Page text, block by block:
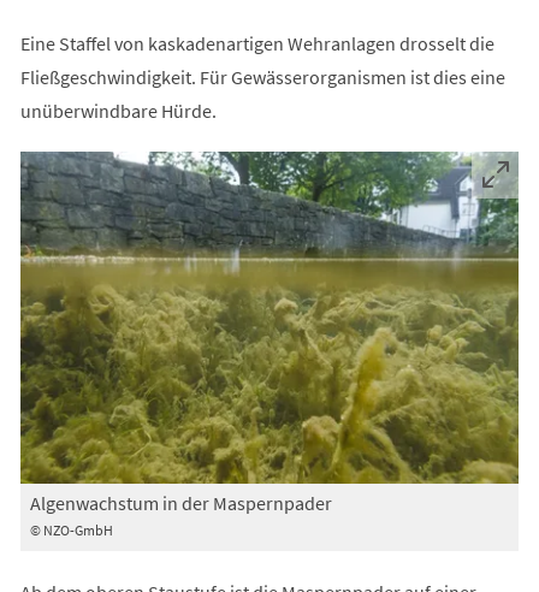
Eine Staffel von kaskadenartigen Wehranlagen drosselt die
Fließgeschwindigkeit. Für Gewässerorganismen ist dies eine
unüberwindbare Hürde.
© NZO-GmbH
Algenwachstum in der Maspernpader